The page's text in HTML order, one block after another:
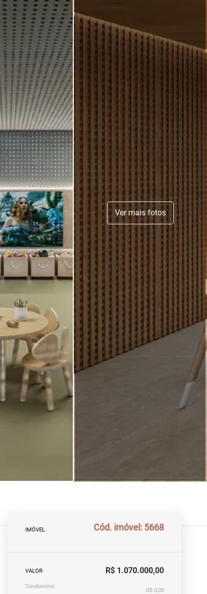
Ver mais fotos
IMÓVEL Cód. imóvel: 5668
VALOR R$ 1.070.000,00
Condomínio
R$ 0,00